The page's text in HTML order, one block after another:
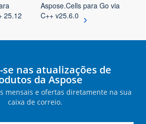
25.12
Aspose.Cells para Go via
C++ v25.6.0
nas atualizações de
da Aspose
mensais e ofertas diretamente na sua
caixa de correio.